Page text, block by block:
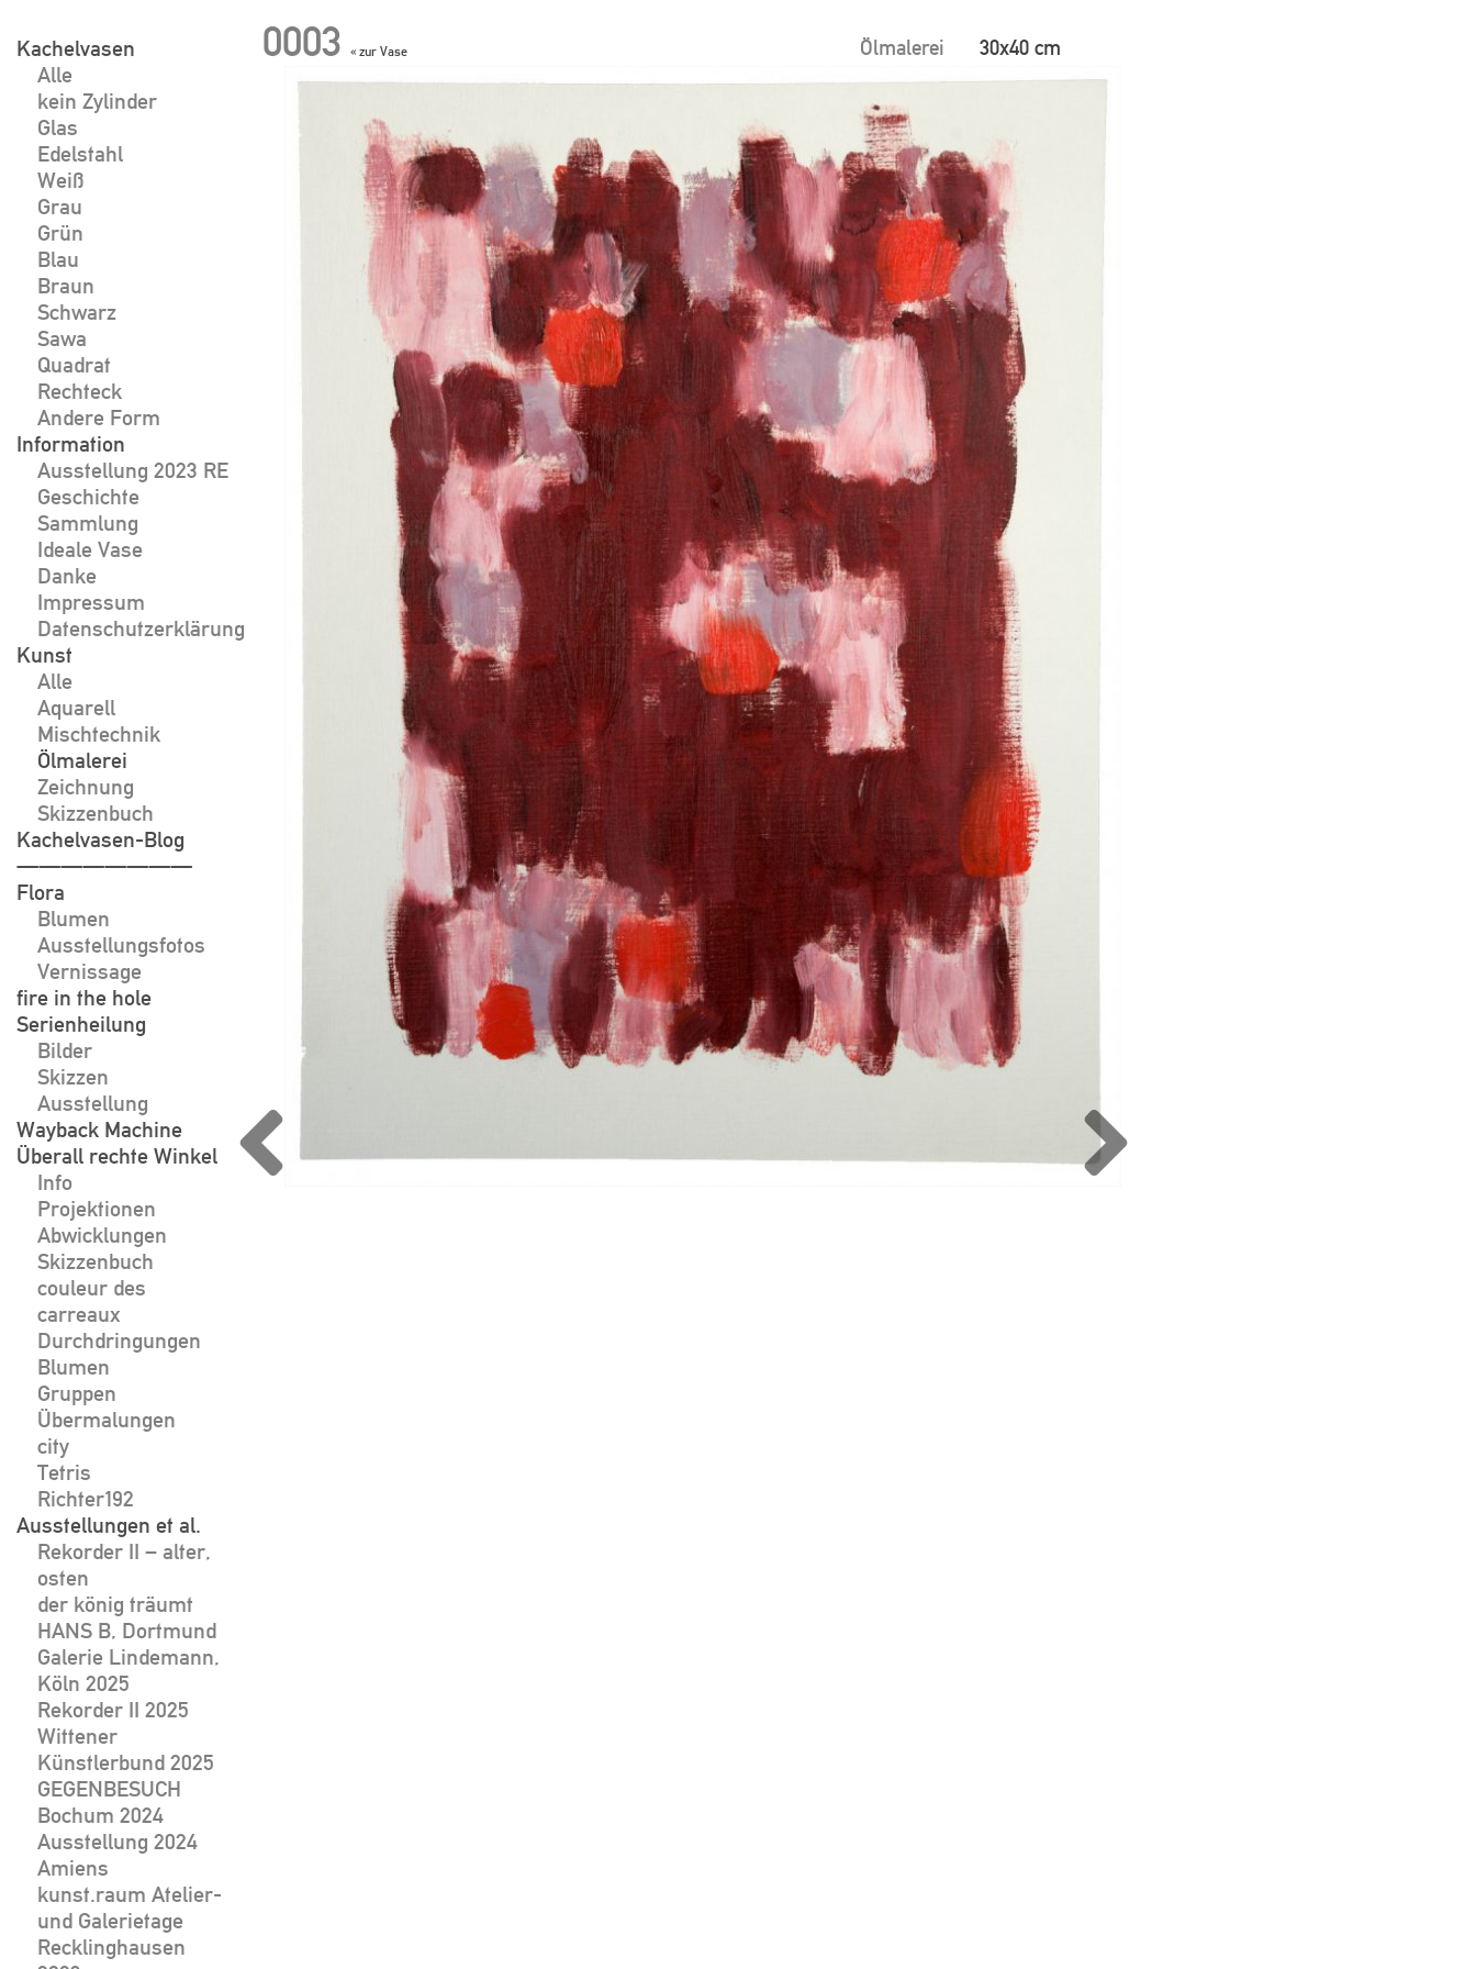
content
Kachelvasen
Alle
kein Zylinder
Glas
Edelstahl
Weiß
Grau
Grün
Blau
Braun
Schwarz
Sawa
Quadrat
Rechteck
Andere Form
Information
Ausstellung 2023 RE
Geschichte
Sammlung
Ideale Vase
Danke
Impressum
Datenschutzerklärung
Kunst
Alle
Aquarell
Mischtechnik
Ölmalerei
Zeichnung
Skizzenbuch
Kachelvasen-Blog
————————
Flora
Blumen
Ausstellungsfotos
Vernissage
fire in the hole
Serienheilung
Bilder
Skizzen
Ausstellung
Wayback Machine
Überall rechte Winkel
Info
Projektionen
Abwicklungen
Skizzenbuch
couleur des
carreaux
Durchdringungen
Blumen
Gruppen
Übermalungen
city
Tetris
Richter192
Ausstellungen et al.
Rekorder II – alter,
osten
der könig träumt
HANS B, Dortmund
Galerie Lindemann,
Köln 2025
Rekorder II 2025
Wittener
Künstlerbund 2025
GEGENBESUCH
Bochum 2024
Ausstellung 2024
Amiens
kunst.raum Atelier-
und Galerietage
Recklinghausen
0003 « zur Vase Ölmalerei 30x40 cm
Beitragsnavigation